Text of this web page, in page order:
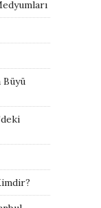
Büyü